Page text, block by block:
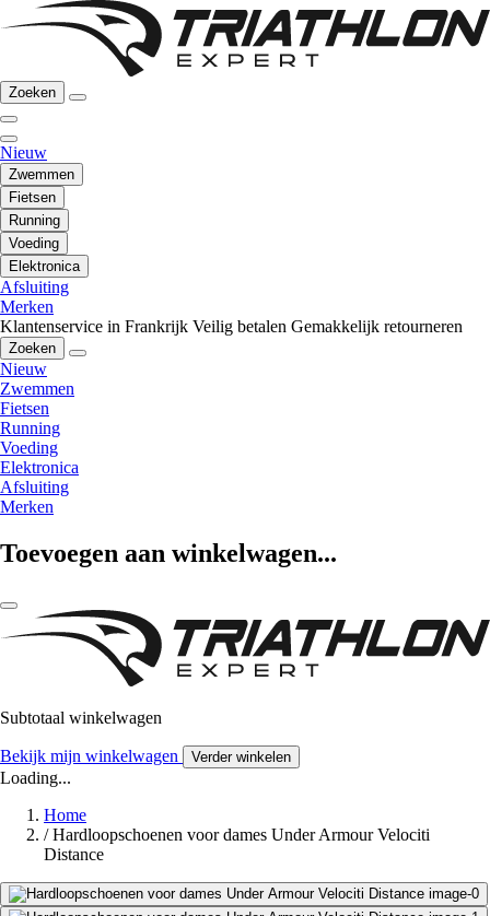
Zoeken
Nieuw
Zwemmen
Fietsen
Running
Voeding
Elektronica
Afsluiting
Merken
Klantenservice in Frankrijk Veilig betalen Gemakkelijk retourneren
Zoeken
Nieuw
Zwemmen
Fietsen
Running
Voeding
Elektronica
Afsluiting
Merken
Toevoegen aan winkelwagen...
Subtotaal winkelwagen
Bekijk mijn winkelwagen Verder winkelen
Loading...
Home
/ Hardloopschoenen voor dames Under Armour Velociti
Distance